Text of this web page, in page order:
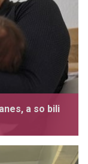
a so bili